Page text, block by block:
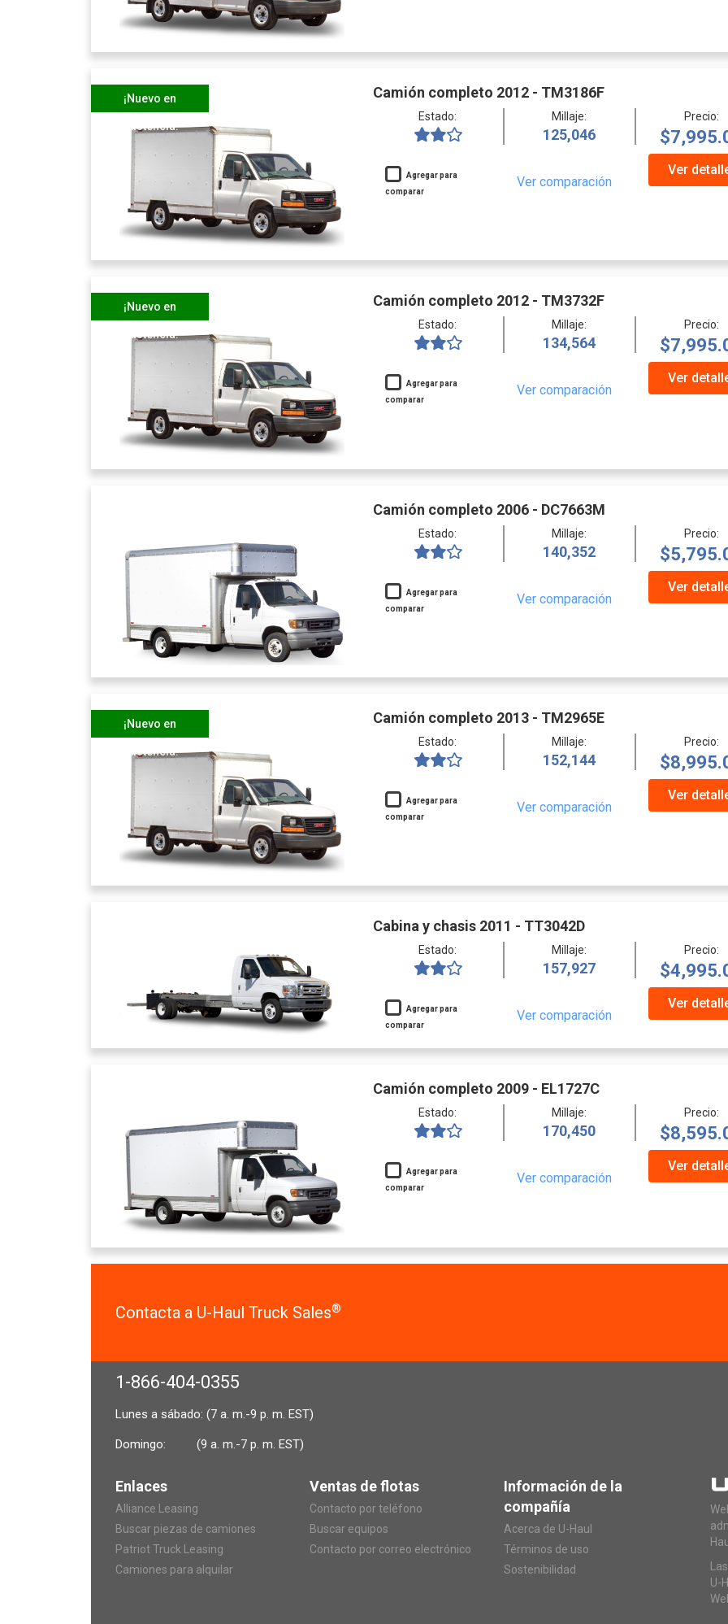
¡Nuevo en
existencia!
Camión completo 2012 - TM3186F
Estado: Millaje:
125,046
Precio:
Agregar para
comparar
Ver comparación
Ver
¡Nuevo en
existencia!
Camión completo 2012 - TM3732F
Estado: Millaje:
134,564
Precio:
Agregar para
comparar
Ver comparación
Ver
Camión completo 2006 - DC7663M
Estado: Millaje:
140,352
Precio:
Agregar para
comparar
Ver comparación
Ver
¡Nuevo en
existencia!
Camión completo 2013 - TM2965E
Estado: Millaje:
152,144
Precio:
Agregar para
comparar
Ver comparación
Ver
Cabina y chasis 2011 - TT3042D
Estado: Millaje:
157,927
Precio:
Agregar para
comparar
Ver comparación
Ver
Camión completo 2009 - EL1727C
Estado: Millaje:
170,450
Precio:
Agregar para
comparar
Ver comparación
Ver
Contacta a U-Haul Truck Sales®
1-866-404-0355
Lunes a sábado: (7 a. m.-9 p. m. EST)
Domingo: (9 a. m.-7 p. m. EST)
Enlaces
Alliance Leasing
Buscar piezas de camiones
Patriot Truck Leasing
Camiones para alquilar
Ventas de flotas
Contacto por teléfono
Buscar equipos
Contacto por correo electrónico
Información de la
compañía
Acerca de U-Haul
Términos de uso
Sostenibilidad
U-